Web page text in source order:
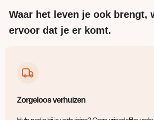
Waar het leven je ook brengt,
ervoor dat je er komt.
Zorgeloos verhuizen